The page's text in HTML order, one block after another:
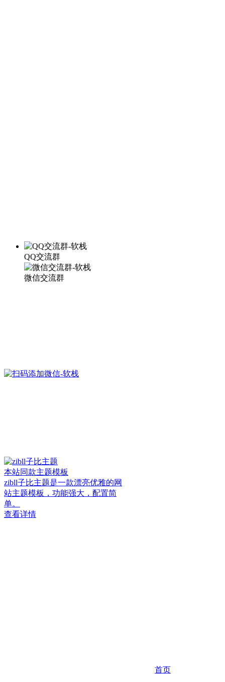
QQ交流群
微信交流群
本站同款主题模板
zibll子比主题是一款漂亮优雅的网
站主题模板，功能强大，配置简
单。
查看详情
首页